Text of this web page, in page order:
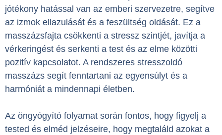
jótékony hatással van az emberi szervezetre, segítve
az izmok ellazulását és a feszültség oldását. Ez a
masszázsfajta csökkenti a stressz szintjét, javítja a
vérkeringést és serkenti a test és az elme közötti
pozitív kapcsolatot. A rendszeres stresszoldó
masszázs segít fenntartani az egyensúlyt és a
harmóniát a mindennapi életben.
Az öngyógyító folyamat során fontos, hogy figyelj a
tested és elméd jelzéseire, hogy megtaláld azokat a